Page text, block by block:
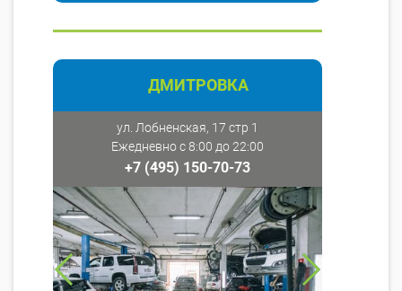
ДМИТРОВКА
ул. Лобненская, 17 стр 1
Ежедневно с 8:00 до 22:00
+7 (495) 150-70-73